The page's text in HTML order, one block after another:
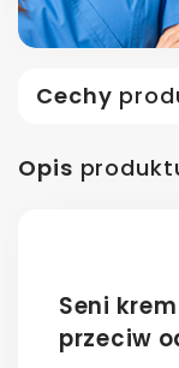
Cechy
Opis
Seni
przeciw